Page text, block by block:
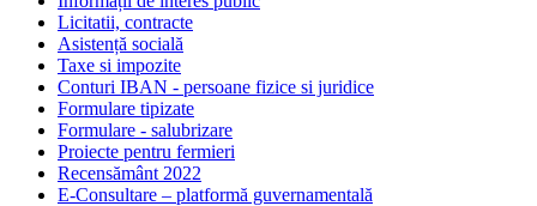
Licitatii, contracte
Asistență socială
Taxe si impozite
Conturi IBAN - persoane fizice si juridice
Formulare tipizate
Formulare - salubrizare
Proiecte pentru fermieri
Recensământ 2022
E-Consultare – platformă guvernamentală